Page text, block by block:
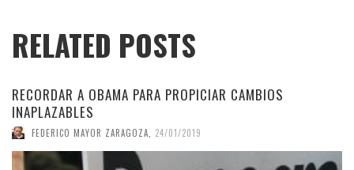
RELATED POSTS
RECORDAR A OBAMA PARA PROPICIAR CAMBIOS
INAPLAZABLES
FEDERICO MAYOR ZARAGOZA 24/01/2019